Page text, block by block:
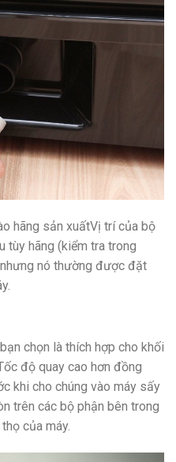
hãng sản xuấtVị trí của bộ
tùy hãng (kiểm tra trong
nó thường được đặt
chọn là thích hợp cho khối
độ quay cao hơn đồng
khi cho chúng vào máy sấy
trên các bộ phận bên trong
của máy.